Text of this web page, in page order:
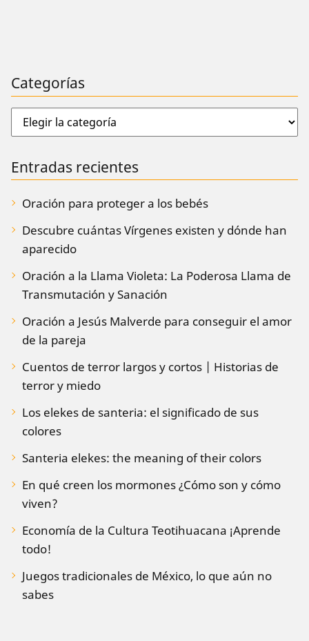
Categorías
Entradas recientes
Oración para proteger a los bebés
Descubre cuántas Vírgenes existen y dónde han
aparecido
Oración a la Llama Violeta: La Poderosa Llama de
Transmutación y Sanación
Oración a Jesús Malverde para conseguir el amor
de la pareja
Cuentos de terror largos y cortos | Historias de
terror y miedo
Los elekes de santeria: el significado de sus
colores
Santeria elekes: the meaning of their colors
En qué creen los mormones ¿Cómo son y cómo
viven?
Economía de la Cultura Teotihuacana ¡Aprende
todo!
Juegos tradicionales de México, lo que aún no
sabes